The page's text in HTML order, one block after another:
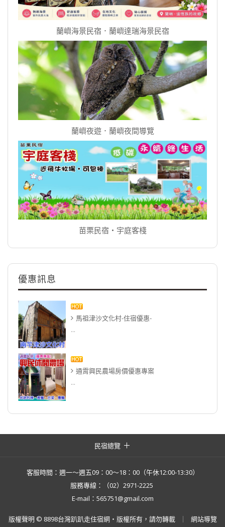
蘭嶼海景民宿．蘭嶼達瑞海景民宿
蘭嶼夜遊．蘭嶼夜間導覽
苗栗民宿‧宇庭客棧
優惠訊息
馬祖津沙文化村-住宿優惠-
...
通霄興民農場房價優惠專案
...
民宿總覽
客服時間：週一～週五09：00～18：00（午休12:00-13:30）
服務專線：（02）2971-2225
E-mail：565751@gmail.com
版權聲明 © 8898台灣趴趴走住宿網・版權所有，請勿轉載 網站導覽